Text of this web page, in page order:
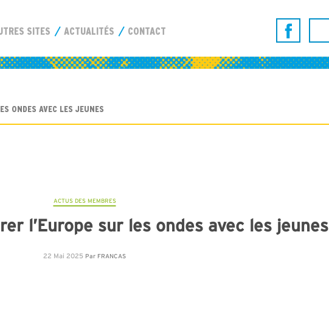
SITES ACTUALITÉS CONTACT
ONDES AVEC LES JEUNES
ACTUS DES MEMBRES
l’Europe sur les ondes avec les jeunes
22 Mai 2025 Par FRANCAS